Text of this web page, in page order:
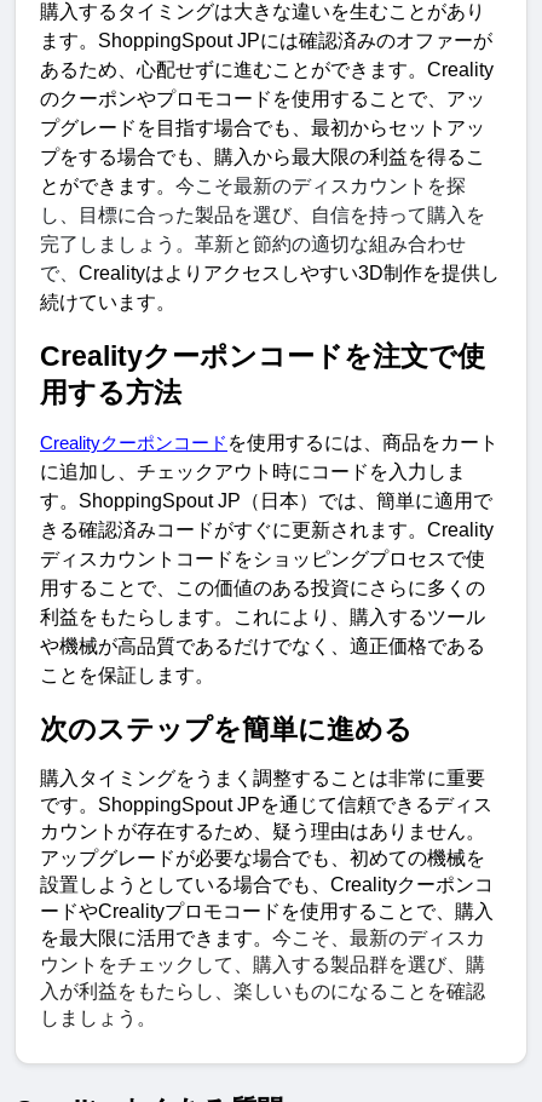
購入するタイミングは大きな違いを生むことがあり
ます。 ShoppingSpout JPには確認済みのオファーが
あるため、心配せずに進むことができます。 Creality
のクーポンやプロモコードを使用することで、アッ
プグレードを目指す場合でも、最初からセットアッ
プをする場合でも、購入から最大限の利益を得るこ
とができます。 今こそ最新のディスカウントを探
し、目標に合った製品を選び、自信を持って購入を
完了しましょう。革新と節約の適切な組み合わせ
で、 Crealityはよりアクセスしやすい3D制作を提供し
続けています。
Crealityクーポンコードを注文で使
用する方法
Crealityクーポンコード を使用するには、商品をカート
に追加し、チェックアウト時にコードを入力しま
す。 ShoppingSpout JP （日本）では、簡単に適用で
きる確認済みコードがすぐに更新されます。 Creality
ディスカウントコードをショッピングプロセスで使
用することで、この価値のある投資にさらに多くの
利益をもたらします。これにより、購入するツール
や機械が高品質であるだけでなく、適正価格である
ことを保証します。
次のステップを簡単に進める
購入タイミングをうまく調整することは非常に重要
です。 ShoppingSpout JPを通じて信頼できるディス
カウントが存在するため、疑う理由はありません。
アップグレードが必要な場合でも、初めての機械を
設置しようとしている場合でも、 Crealityクーポンコ
ードやCrealityプロモコードを使用することで、購入
を最大限に活用できます。 今こそ、最新のディスカ
ウントをチェックして、購入する製品群を選び、購
入が利益をもたらし、楽しいものになることを確認
しましょう。